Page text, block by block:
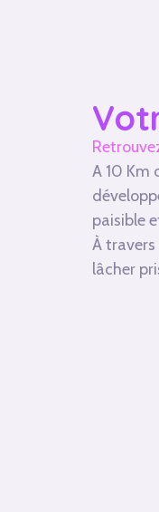
A 10 Km
paisible
À
lâcher